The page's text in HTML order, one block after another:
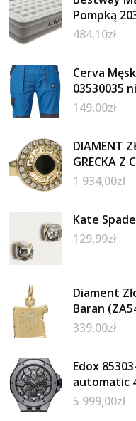
Pompką
484,10zł
Cerva
03530035
149,00zł
DIAMENT
GRECKA Z
1 934,00zł
Kate
129,99zł
Diament
Baran
339,00zł
Edox
automatic
5 999,00zł